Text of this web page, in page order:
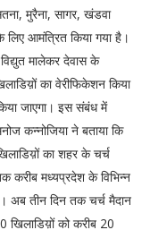
मुरैना, सागर, खंडवा
आमंत्रित किया गया है।
मालेकर देवास के
का वेरीफिकेशन किया
जाएगा। इस संबंध में
कन्नोजिया ने बताया कि
का शहर के चर्च
करीब मध्यप्रदेश के विभिन्न
अब तीन दिन तक चर्च मैदान
को करीब 20